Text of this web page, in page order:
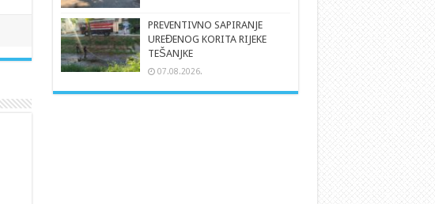
PREVENTIVNO SAPIRANJE
UREĐENOG KORITA RIJEKE
TEŠANJKE
07.08.2026.